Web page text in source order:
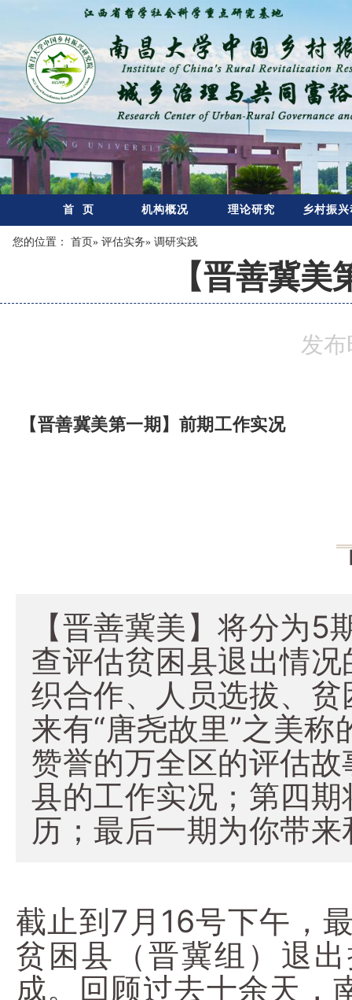
首 页 机构概况 理论研究 乡村振
您的位置： 首页» 评估实务» 调研实践
【晋善冀
发布
【晋善冀美第一期】前期工作实况
【晋善冀美】将分为
查评估贫困县退出情
织合作、人员选拔、
来有“唐尧故里”之美称
赞誉的万全区的评估
县的工作实况；第四
历；最后一期为你带
截止到7月16号下午，
贫困县（晋冀组）退
成。回顾过去十余天，